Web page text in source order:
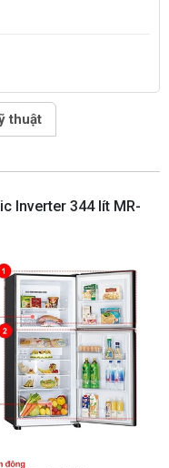
thuật
Inverter 344 lít MR-